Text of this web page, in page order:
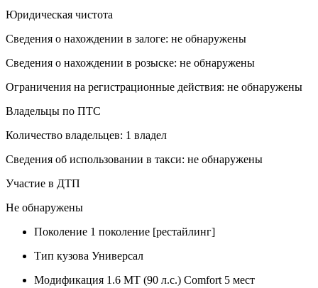
Юридическая чистота
Сведения о нахождении в залоге: не обнаружены
Сведения о нахождении в розыске: не обнаружены
Ограничения на регистрационные действия: не обнаружены
Владельцы по ПТС
Количество владельцев: 1 владел
Сведения об использовании в такси: не обнаружены
Участие в ДТП
Не обнаружены
Поколение 1 поколение [рестайлинг]
Тип кузова Универсал
Модификация 1.6 MT (90 л.с.) Comfort 5 мест